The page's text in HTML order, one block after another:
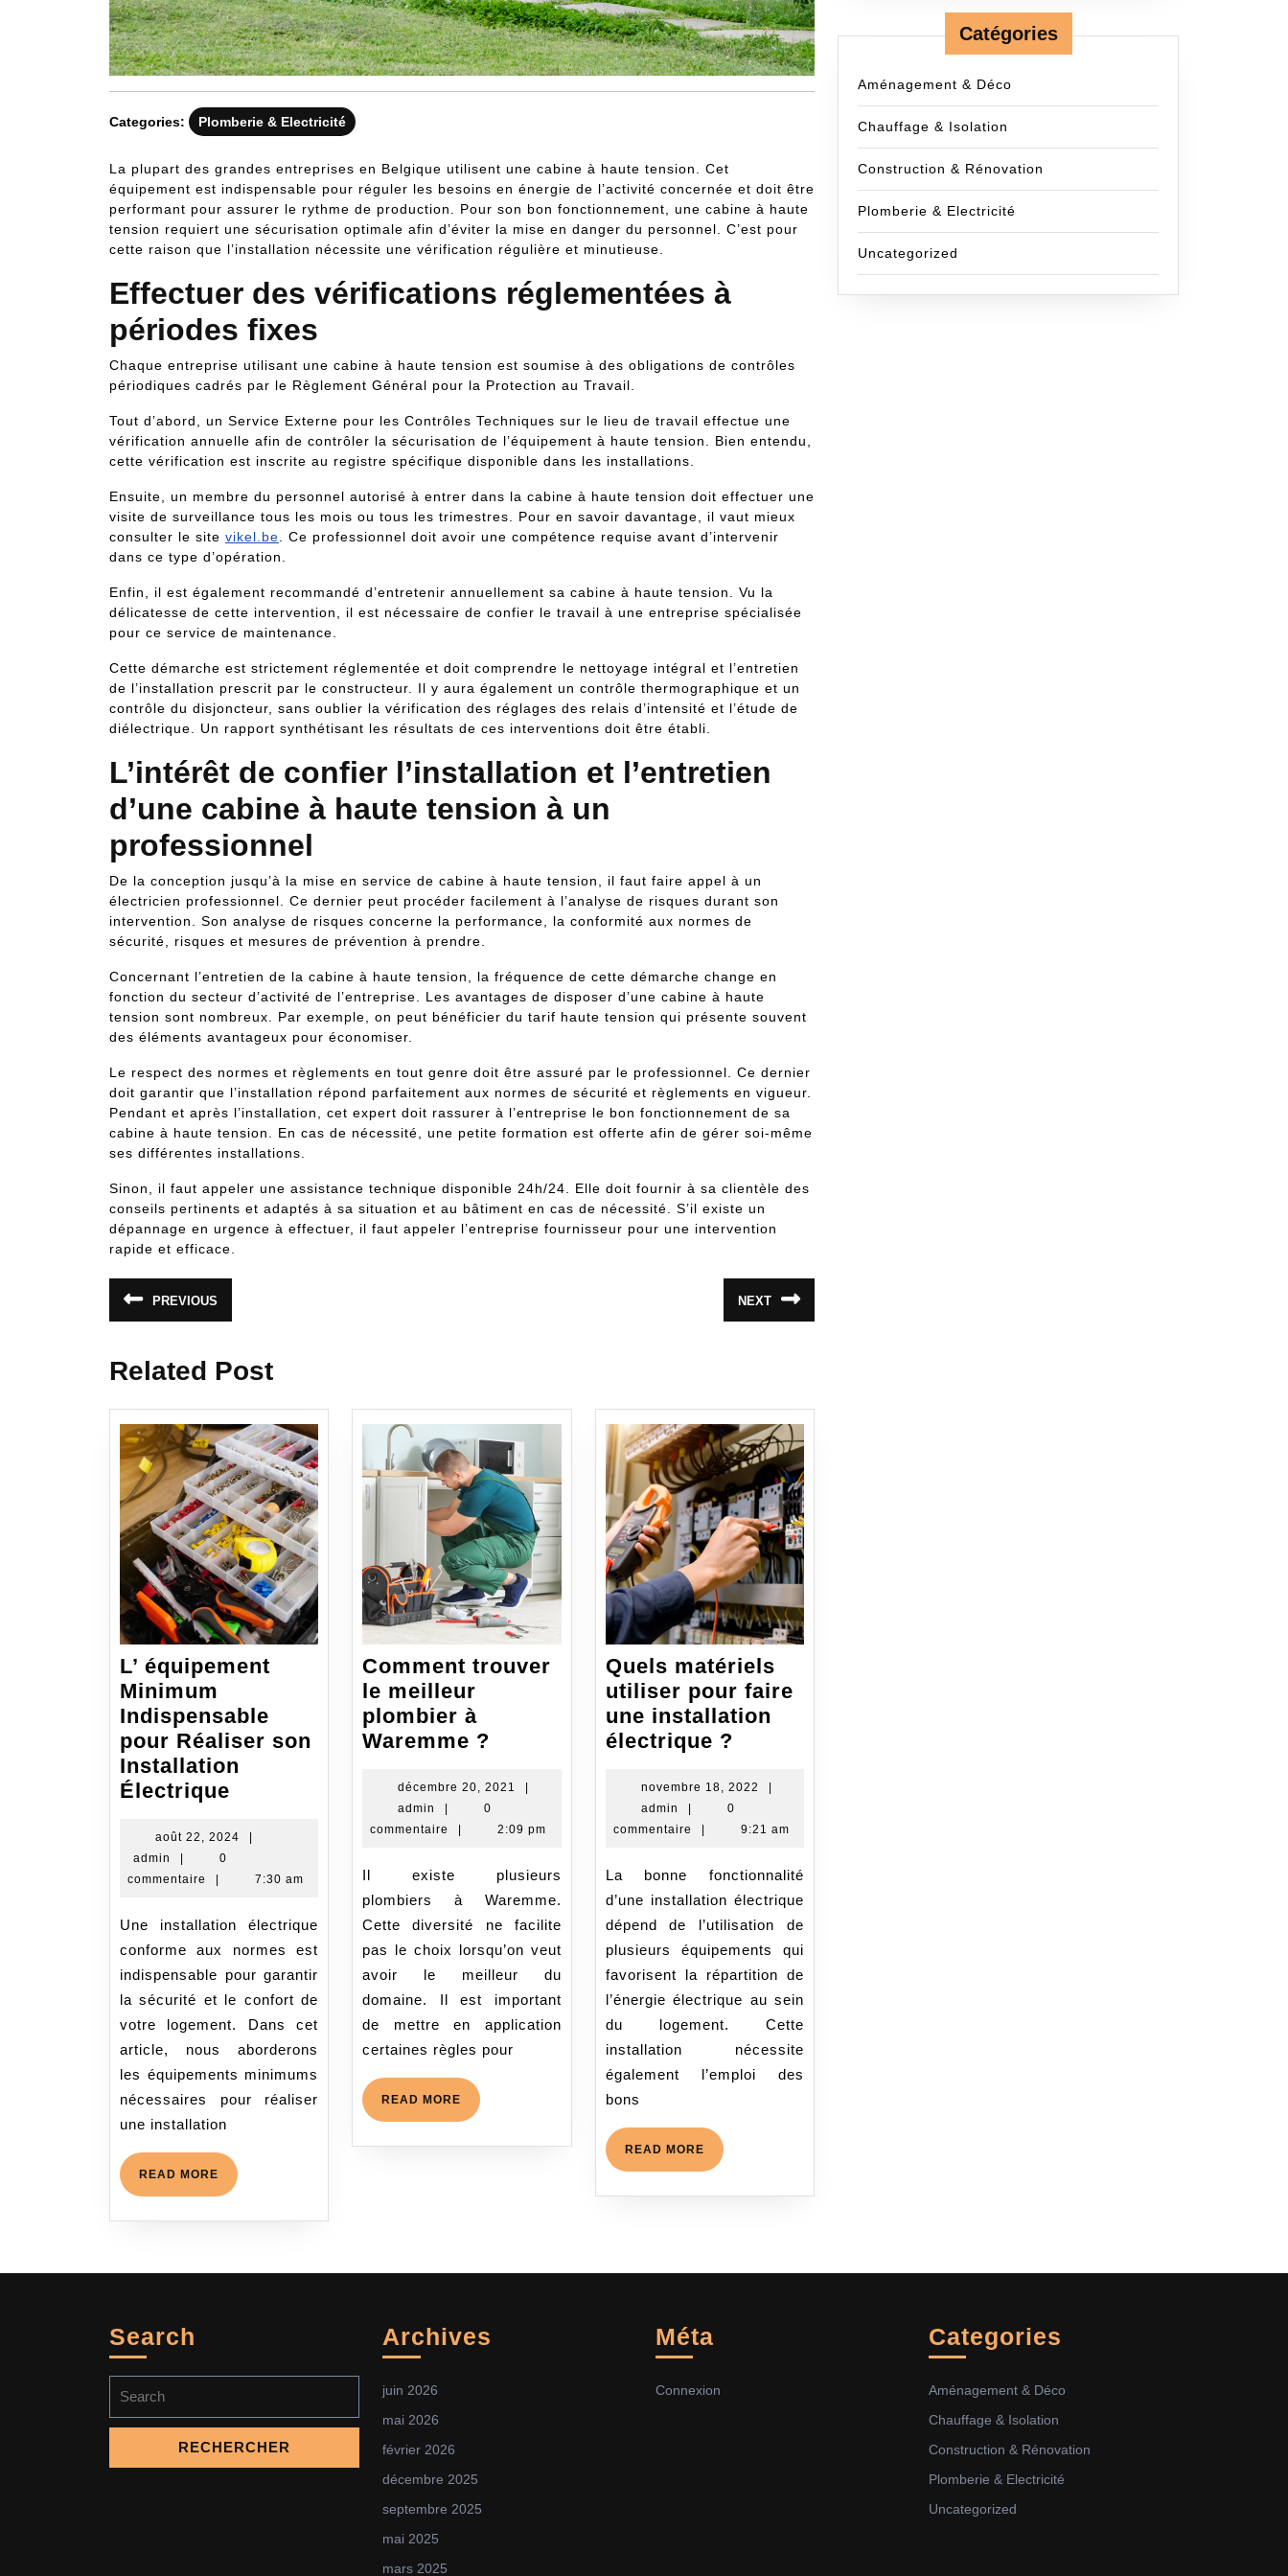
Categories: Plomberie & Electricité
La plupart des grandes entreprises en Belgique utilisent une cabine à haute tension. Cet
équipement est indispensable pour réguler les besoins en énergie de l’activité concernée et doit être
performant pour assurer le rythme de production. Pour son bon fonctionnement, une cabine à haute
tension requiert une sécurisation optimale afin d’éviter la mise en danger du personnel. C’est pour
cette raison que l’installation nécessite une vérification régulière et minutieuse.
Effectuer des vérifications réglementées à
périodes fixes
Chaque entreprise utilisant une cabine à haute tension est soumise à des obligations de contrôles
périodiques cadrés par le Règlement Général pour la Protection au Travail.
Tout d’abord, un Service Externe pour les Contrôles Techniques sur le lieu de travail effectue une
vérification annuelle afin de contrôler la sécurisation de l’équipement à haute tension. Bien entendu,
cette vérification est inscrite au registre spécifique disponible dans les installations.
Ensuite, un membre du personnel autorisé à entrer dans la cabine à haute tension doit effectuer une
visite de surveillance tous les mois ou tous les trimestres. Pour en savoir davantage, il vaut mieux
consulter le site vikel.be. Ce professionnel doit avoir une compétence requise avant d’intervenir
dans ce type d’opération.
Enfin, il est également recommandé d’entretenir annuellement sa cabine à haute tension. Vu la
délicatesse de cette intervention, il est nécessaire de confier le travail à une entreprise spécialisée
pour ce service de maintenance.
Cette démarche est strictement réglementée et doit comprendre le nettoyage intégral et l’entretien
de l’installation prescrit par le constructeur. Il y aura également un contrôle thermographique et un
contrôle du disjoncteur, sans oublier la vérification des réglages des relais d’intensité et l’étude de
diélectrique. Un rapport synthétisant les résultats de ces interventions doit être établi.
L’intérêt de confier l’installation et l’entretien
d’une cabine à haute tension à un
professionnel
De la conception jusqu’à la mise en service de cabine à haute tension, il faut faire appel à un
électricien professionnel. Ce dernier peut procéder facilement à l’analyse de risques durant son
intervention. Son analyse de risques concerne la performance, la conformité aux normes de
sécurité, risques et mesures de prévention à prendre.
Concernant l’entretien de la cabine à haute tension, la fréquence de cette démarche change en
fonction du secteur d’activité de l’entreprise. Les avantages de disposer d’une cabine à haute
tension sont nombreux. Par exemple, on peut bénéficier du tarif haute tension qui présente souvent
des éléments avantageux pour économiser.
Le respect des normes et règlements en tout genre doit être assuré par le professionnel. Ce dernier
doit garantir que l’installation répond parfaitement aux normes de sécurité et règlements en vigueur.
Pendant et après l’installation, cet expert doit rassurer à l’entreprise le bon fonctionnement de sa
cabine à haute tension. En cas de nécessité, une petite formation est offerte afin de gérer soi-même
ses différentes installations.
Sinon, il faut appeler une assistance technique disponible 24h/24. Elle doit fournir à sa clientèle des
conseils pertinents et adaptés à sa situation et au bâtiment en cas de nécessité. S’il existe un
dépannage en urgence à effectuer, il faut appeler l’entreprise fournisseur pour une intervention
rapide et efficace.
Navigation
de
l’article
PREVIOUS
précédent
NEXT
suivant
Related Post
L’ équipement
Minimum
Indispensable
pour Réaliser son
Installation
Électrique
Minimum
Indispensable
pour
Réaliser
Installation
Électrique
août 22, 2024
août
2024
admin
admin
0
commentaire
7:30 am
Une installation électrique
conforme aux normes est
indispensable pour garantir
la sécurité et le confort de
votre logement. Dans cet
article, nous aborderons
les équipements minimums
nécessaires pour réaliser
une installation
READ MORE READ
MORE
Comment trouver
le meilleur
plombier à
Waremme ?
le
meilleur
plombier
Waremme
décembre 20, 2021
décembre
2021
admin
admin
0
commentaire
2:09 pm
Il existe plusieurs
plombiers à Waremme.
Cette diversité ne facilite
pas le choix lorsqu’on veut
avoir le meilleur du
domaine. Il est important
de mettre en application
certaines règles pour
READ MORE READ
MORE
Quels matériels
utiliser pour faire
une installation
électrique ?
utiliser
faire
une
installation
électrique ?
novembre 18, 2022
novembre
2022
admin
admin
0
commentaire
9:21 am
La bonne fonctionnalité
d’une installation électrique
dépend de l’utilisation de
plusieurs équipements qui
favorisent la répartition de
l’énergie électrique au sein
du logement. Cette
installation nécessite
également l’emploi des
bons
READ MOREREAD
MORE
Catégories
Aménagement & Déco
Chauffage & Isolation
Construction & Rénovation
Plomberie & Electricité
Uncategorized
Search
for:
Archives
juin 2026
mai 2026
février 2026
décembre 2025
septembre 2025
mai 2025
mars 2025
Méta
Connexion
Categories
Aménagement & Déco
Chauffage & Isolation
Construction & Rénovation
Plomberie & Electricité
Uncategorized